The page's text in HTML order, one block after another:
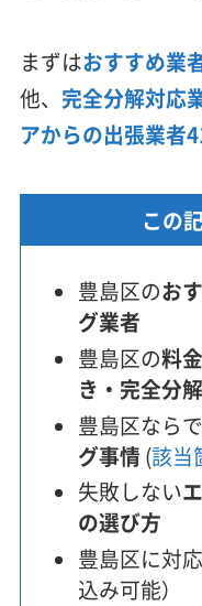
まずはおすすめ業
他、 完全分解対応
アからの出張業者
この
豊島区のお
グ業者
豊島区の料
き・完全分解
豊島区なら
グ事情 (該当
失敗しない
の選び方
豊島区に対
込み可能）